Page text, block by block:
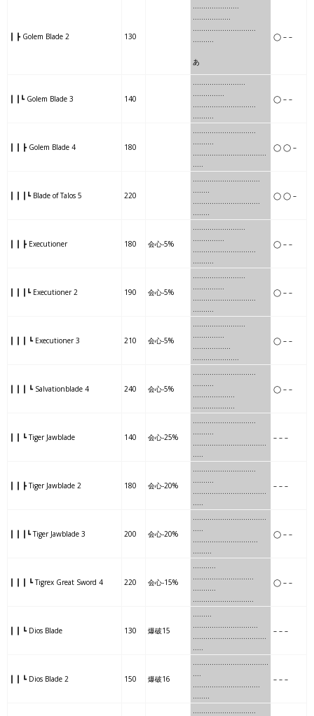
┃ ┣ Golem Blade 2 130
………..………..
………………
………..………..……..
……….
あ
◯ – –
┃ ┃┗ Golem Blade 3 140
…….………….…..
……………
…….………….……….
……….
◯ – –
┃ ┃ ┣ Golem Blade 4 180
……….….…….……...
……….
……….….…….…….…….
…..
◯ ◯ –
┃ ┃ ┃┗ Blade of Talos 5 220
…………….……..……..
……..
…………….……..……..
……..
◯ ◯ –
┃ ┃ ┣ Executioner 180 会心-5%
………………..…..
……………
………………..……….
……….
◯ – –
┃ ┃ ┃┗ Executioner 2 190 会心-5%
……………….......
……………
……………….....…….
……….
◯ – –
┃ ┃ ┃ ┗ Executioner 3 210 会心-5%
…………..….…….
……………
…………..….
………………….
◯ – –
┃ ┃ ┃ ┗ Salvationblade 4 240 会心-5%
…….………….……….
……….
…….………….
………………..
◯ – –
┃ ┃ ┗ Tiger Jawblade 140 会心-25%
……………….………..
……….
……………….…………….
…..
– – –
┃ ┃ ┣ Tiger Jawblade 2 180 会心-20%
……………….………..
……….
……………….…………….
…..
– – –
┃ ┃ ┃┗ Tiger Jawblade 3 200 会心-20%
…..…………….……….….
…..
…..…………….……….
……...
◯ – –
┃ ┃ ┃ ┗ Tigrex Great Sword 4 220 会心-15%
…….….
………………………..
…….….
………………………..
◯ – –
┃ ┃ ┗ Dios Blade 130 爆破15
…..….
………………………….
…..….……………………..
…..
– – –
┃ ┃ ┗ Dios Blade 2 150 爆破16
………………………………
….
…………………………..
……..
– – –
…....……….………….